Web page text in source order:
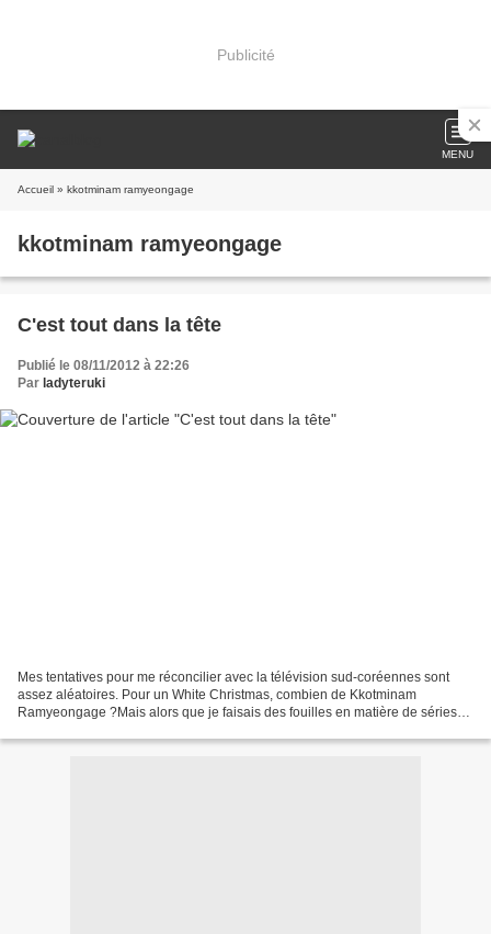
Publicité
MENU
Accueil » kkotminam ramyeongage
kkotminam ramyeongage
C'est tout dans la tête
Publié le 08/11/2012 à 22:26
Par ladyteruki
Mes tentatives pour me réconcilier avec la télévision sud-coréennes sont
assez aléatoires. Pour un White Christmas, combien de Kkotminam
Ramyeongage ?Mais alors que je faisais des fouilles en matière de séries